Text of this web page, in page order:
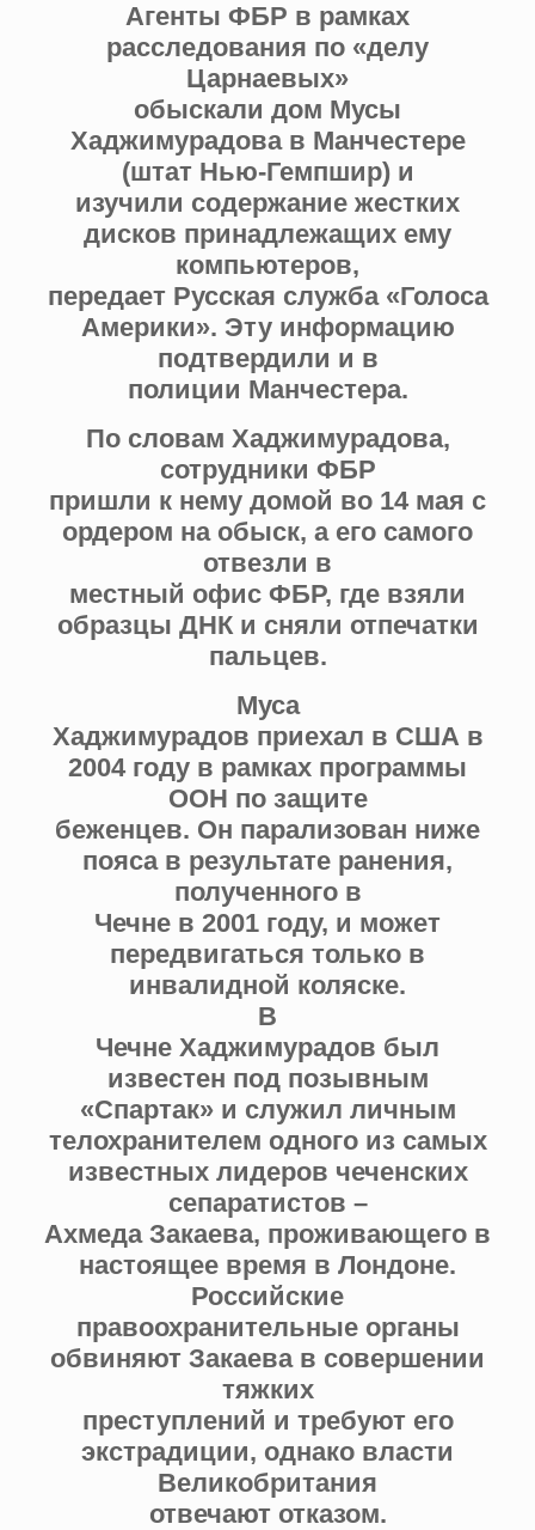
Агенты ФБР в рамках
расследования по «делу
Царнаевых»
обыскали дом Мусы
Хаджимурадова в Манчестере
(штат Нью-Гемпшир) и
изучили содержание жестких
дисков принадлежащих ему
компьютеров,
передает Русская служба «Голоса
Америки». Эту информацию
подтвердили и в
полиции Манчестера.
По словам Хаджимурадова,
сотрудники ФБР
пришли к нему домой во 14 мая с
ордером на обыск, а его самого
отвезли в
местный офис ФБР, где взяли
образцы ДНК и сняли отпечатки
пальцев.
Муса
Хаджимурадов приехал в США в
2004 году в рамках программы
ООН по защите
беженцев. Он парализован ниже
пояса в результате ранения,
полученного в
Чечне в 2001 году, и может
передвигаться только в
инвалидной коляске.
В
Чечне Хаджимурадов был
известен под позывным
«Спартак» и служил личным
телохранителем одного из самых
известных лидеров чеченских
сепаратистов –
Ахмеда Закаева, проживающего в
настоящее время в Лондоне.
Российские
правоохранительные органы
обвиняют Закаева в совершении
тяжких
преступлений и требуют его
экстрадиции, однако власти
Великобритания
отвечают отказом.